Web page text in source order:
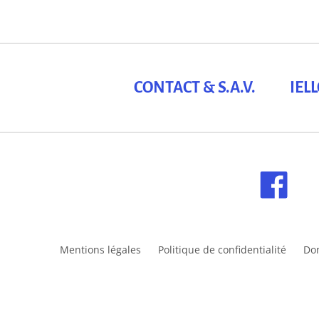
CONTACT & S.A.V.
Mentions légales Politique de confidentialité